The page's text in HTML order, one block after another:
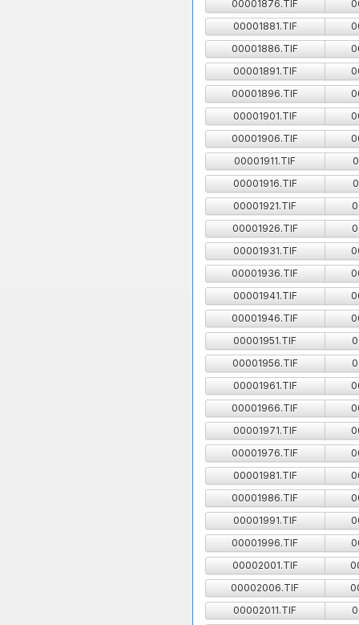
00001876.TIF
00001881.TIF
00001886.TIF
00001891.TIF
00001896.TIF
00001901.TIF
00001906.TIF
00001911.TIF
00001916.TIF
00001921.TIF
00001926.TIF
00001931.TIF
00001936.TIF
00001941.TIF
00001946.TIF
00001951.TIF
00001956.TIF
00001961.TIF
00001966.TIF
00001971.TIF
00001976.TIF
00001981.TIF
00001986.TIF
00001991.TIF
00001996.TIF
00002001.TIF
00002006.TIF
00002011.TIF